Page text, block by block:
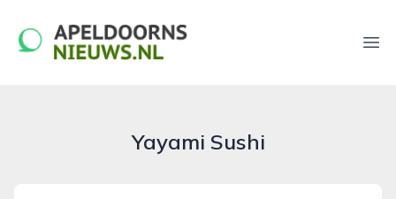
apeldoornsnieuws.nl
Yayami Sushi